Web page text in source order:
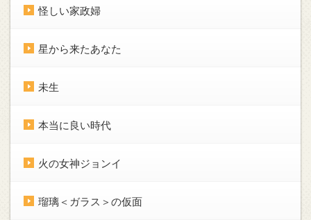
怪しい家政婦
星から来たあなた
未生
本当に良い時代
火の女神ジョンイ
瑠璃＜ガラス＞の仮面